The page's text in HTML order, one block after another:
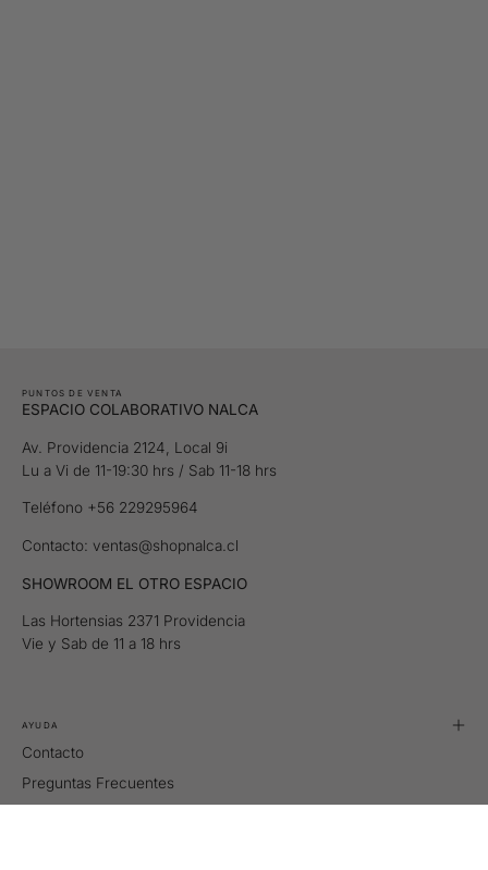
PUNTOS DE VENTA
ESPACIO COLABORATIVO NALCA
Av. Providencia 2124, Local 9i
Lu a Vi de 11-19:30 hrs / Sab 11-18 hrs
Teléfono +56 229295964
Contacto: ventas@shopnalca.cl
SHOWROOM EL OTRO ESPACIO
Las Hortensias 2371 Providencia
Vie y Sab de 11 a 18 hrs
AYUDA
Contacto
Preguntas Frecuentes